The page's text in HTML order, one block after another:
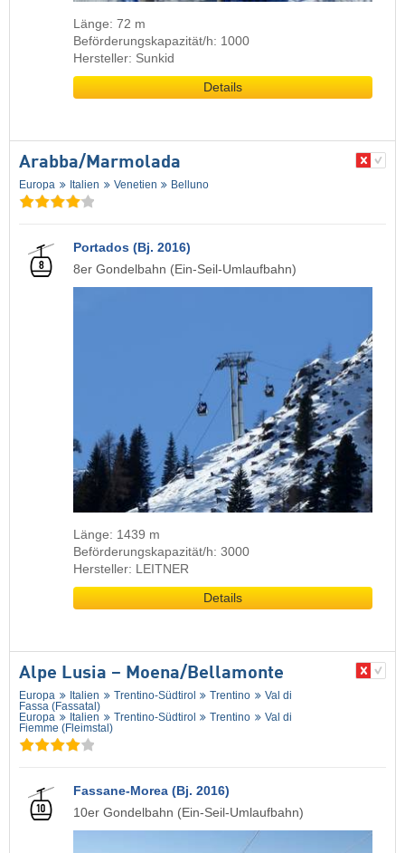
Länge: 72 m
Beförderungskapazität/h: 1000
Hersteller: Sunkid
Details
Arabba/​Marmolada
Europa Italien Venetien Belluno
Portados (Bj. 2016)
8er Gondelbahn (Ein-Seil-Umlaufbahn)
Länge: 1439 m
Beförderungskapazität/h: 3000
Hersteller: LEITNER
Details
Alpe Lusia – Moena/​Bellamonte
Europa Italien Trentino-Südtirol Trentino
Val di
Fassa (Fassatal)
Europa
Italien Trentino-Südtirol Trentino
Val di
Fiemme (Fleimstal)
Fassane-Morea (Bj. 2016)
10er Gondelbahn (Ein-Seil-Umlaufbahn)